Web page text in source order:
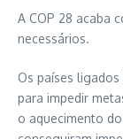
A COP 28 acaba
necessários.
Os países
para impedir
o aquecimento